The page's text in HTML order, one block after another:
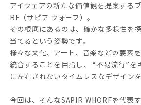
アイウェアの新たな価値観を提案する
RF（サピア ウォーフ）。
その根底にあるのは、確かな多様性を
当てるという姿勢です。
様々な文化、アート、音楽などの要素
統合することを目指し、 “不易流行”を
に左右されないタイムレスなデザイン
今回は、そんなSAPIR WHORFを代表